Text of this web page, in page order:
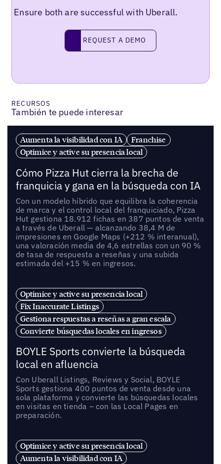
Ensure both are successful with Uberall.
request a demo
REQUEST A DEMO
RECURSOS
También te puede interesar
Aumenta la visibilidad con IA
Franchise
Optimice y active su presencia local
Cómo Pizza Hut cierra la brecha de
franquicia y gana en la búsqueda con IA
Con un modelo híbrido que equilibra la coherencia
de marca y el control local del franquiciado, Pizza
Hut gestiona 18.912 fichas en 387 puntos de venta
a través de Uberall — alcanzando 38,4 M de
impresiones en Google Maps (+212 % interanual),
una valoración media de 4,6 estrellas con un 90 %
de tasa de respuesta a reseñas y una subida
estimada del +15 % en ingresos.
Optimice y active su presencia local
Fix Inaccurate Listings
Gestiona respuestas a reseñas a gran escala
Convierte búsquedas locales en ingresos
BOYLE Sports convierte la búsqueda
local en afluencia
Con Uberall Listings, Reviews y Social, BOYLE
Sports gestiona 400 puntos de venta desde una
sola plataforma y convierte las búsquedas locales
en visitas en tienda – con las Local Pages en
preparación.
Optimice y active su presencia local
Aumenta la visibilidad con IA